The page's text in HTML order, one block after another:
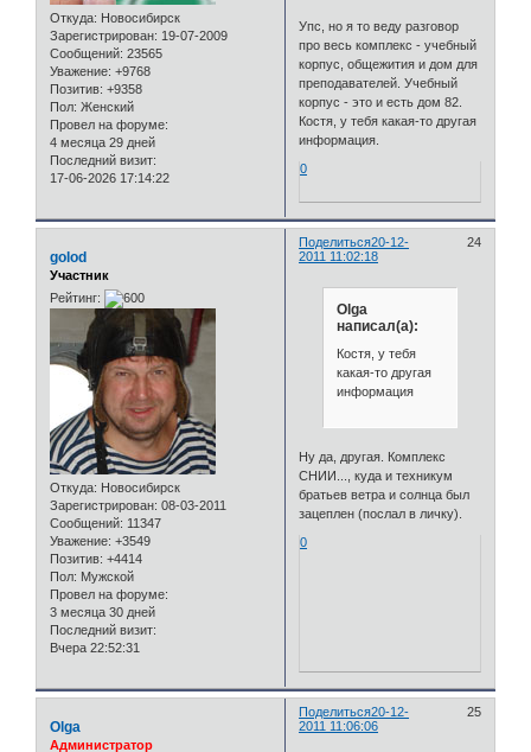
Откуда: Новосибирск
Зарегистрирован: 19-07-2009
Сообщений: 23565
Уважение: +9768
Позитив: +9358
Пол: Женский
Провел на форуме:
4 месяца 29 дней
Последний визит:
17-06-2026 17:14:22
Упс, но я то веду разговор
про весь комплекс - учебный
корпус, общежития и дом для
преподавателей. Учебный
корпус - это и есть дом 82.
Костя, у тебя какая-то другая
информация.
0
Поделиться 24
20-12-
2011 11:02:18
golod
Участник
Рейтинг:
Откуда: Новосибирск
Зарегистрирован: 08-03-2011
Сообщений: 11347
Уважение: +3549
Позитив: +4414
Пол: Мужской
Провел на форуме:
3 месяца 30 дней
Последний визит:
Вчера 22:52:31
Olga
написал(а):
Костя, у тебя
какая-то другая
информация
Ну да, другая. Комплекс
СНИИ..., куда и техникум
братьев ветра и солнца был
зацеплен (послал в личку).
0
Поделиться 25
20-12-
2011 11:06:06
Olga
Администратор